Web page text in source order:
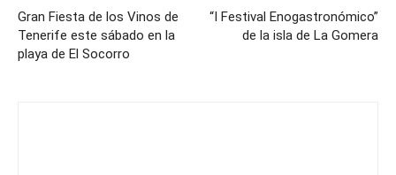
Gran Fiesta de los Vinos de
Tenerife este sábado en la
playa de El Socorro
“I Festival Enogastronómico”
de la isla de La Gomera